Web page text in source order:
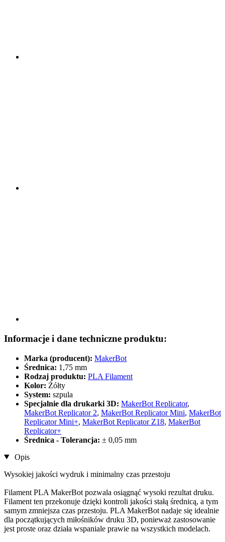
Informacje i dane techniczne produktu:
Marka (producent): MakerBot
Średnica: 1,75 mm
Rodzaj produktu: PLA Filament
Kolor: Żółty
System: szpula
Specjalnie dla drukarki 3D: MakerBot Replicator,
MakerBot Replicator 2, MakerBot Replicator Mini, MakerBot
Replicator Mini+, MakerBot Replicator Z18, MakerBot
Replicator+
Średnica - Tolerancja: ± 0,05 mm
Opis
Wysokiej jakości wydruk i minimalny czas przestoju
Filament PLA MakerBot pozwala osiągnąć wysoki rezultat druku.
Filament ten przekonuje dzięki kontroli jakości stałą średnicą, a tym
samym zmniejsza czas przestoju. PLA MakerBot nadaje się idealnie
dla początkujących miłośników druku 3D, ponieważ zastosowanie
jest proste oraz działa wspaniale prawie na wszystkich modelach.